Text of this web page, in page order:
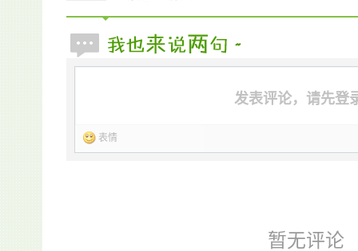
发表评论，请先登
表情
暂无评论